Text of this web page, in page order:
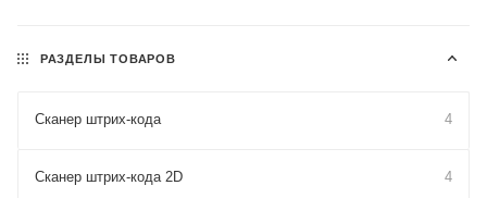
РАЗДЕЛЫ ТОВАРОВ
Сканер штрих-кода 4
Сканер штрих-кода 2D 4